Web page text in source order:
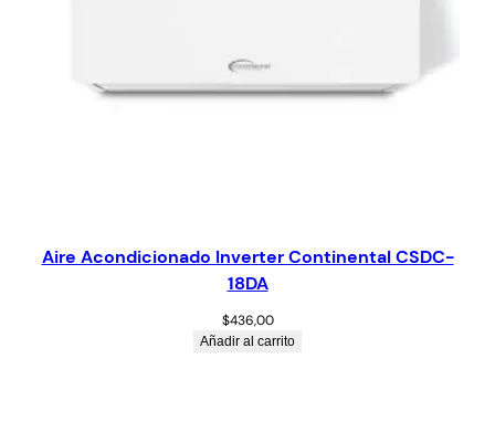
Aire Acondicionado Inverter Continental CSDC-
18DA
$436,00
Añadir al carrito